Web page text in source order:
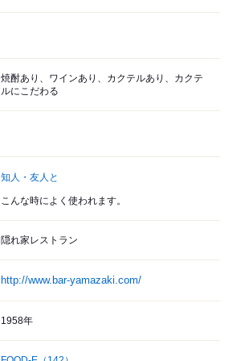
焼酎あり、ワインあり、カクテルあり、カクテ
ルにこだわる
知人・友人と
こんな時によく使われます。
隠れ家レストラン
http://www.bar-yamazaki.com/
1958年